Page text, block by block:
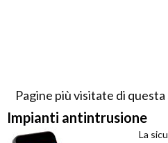
Pagine più visitate di
Impianti antintrusione
La